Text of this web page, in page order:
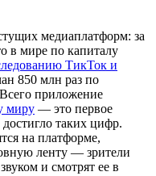
медиаплатформ: за
в мире по капиталу
ТикТок и
850 млн раз по
приложение
миру — это первое
таких цифр.
на платформе,
ленту — зрители
и смотрят ее в